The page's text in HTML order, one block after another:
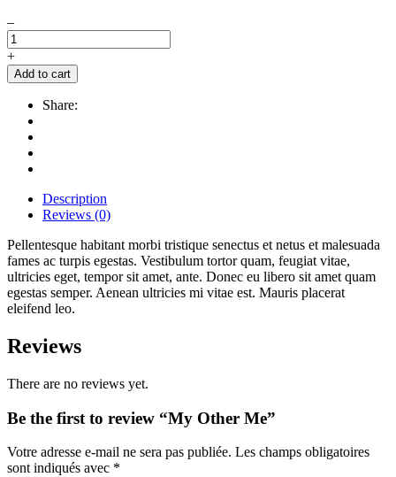
–
+
Add to cart
Share:
Description
Reviews (0)
Pellentesque habitant morbi tristique senectus et netus et malesuada
fames ac turpis egestas. Vestibulum tortor quam, feugiat vitae,
ultricies eget, tempor sit amet, ante. Donec eu libero sit amet quam
egestas semper. Aenean ultricies mi vitae est. Mauris placerat
eleifend leo.
Reviews
There are no reviews yet.
Be the first to review “My Other Me”
Votre adresse e-mail ne sera pas publiée. Les champs obligatoires
sont indiqués avec *